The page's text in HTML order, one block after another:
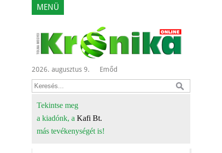
MENÜ
2026. augusztus 9. Emőd
Tekintse meg
a kiadónk, a Kafi Bt.
más tevékenységét is!